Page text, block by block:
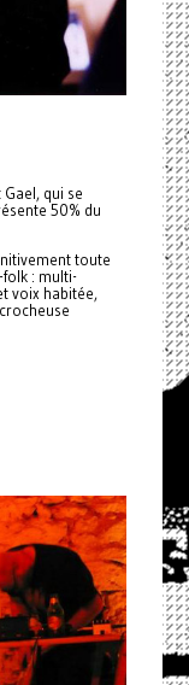
qui se
50% du
toute
: multi-
voix habitée,